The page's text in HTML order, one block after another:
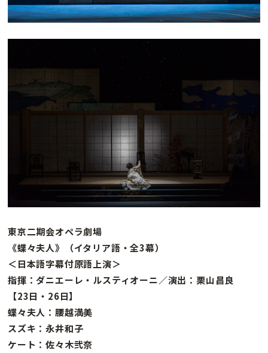
東京二期会オペラ劇場
《蝶々夫人》（イタリア語・全3幕）
＜日本語字幕付原語上演＞
指揮：ダニエーレ・ルスティオーニ／演出：栗山昌良
【23日・26日】
蝶々夫人：腰越満美
スズキ：永井和子
ケート：佐々木弐奈